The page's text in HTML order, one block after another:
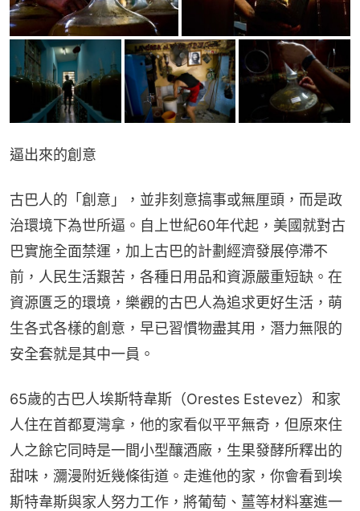
逼出來的創意
古巴人的「創意」，並非刻意搞事或無厘頭，而是政
治環境下為世所逼。自上世紀60年代起，美國就對古
巴實施全面禁運，加上古巴的計劃經濟發展停滯不
前，人民生活艱苦，各種日用品和資源嚴重短缺。在
資源匱乏的環境，樂觀的古巴人為追求更好生活，萌
生各式各樣的創意，早已習慣物盡其用，潛力無限的
安全套就是其中一員。
65歲的古巴人埃斯特韋斯（Orestes Estevez）和家
人住在首都夏灣拿，他的家看似平平無奇，但原來住
人之餘它同時是一間小型釀酒廠，生果發酵所釋出的
甜味，瀰漫附近幾條街道。走進他的家，你會看到埃
斯特韋斯與家人努力工作，將葡萄、薑等材料塞進一